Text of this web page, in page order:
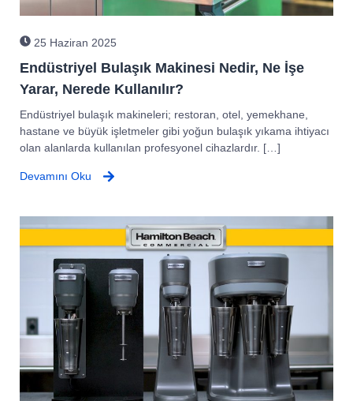
25 Haziran 2025
Endüstriyel Bulaşık Makinesi Nedir, Ne İşe
Yarar, Nerede Kullanılır?​
Endüstriyel bulaşık makineleri; restoran, otel, yemekhane,
hastane ve büyük işletmeler gibi yoğun bulaşık yıkama ihtiyacı
olan alanlarda kullanılan profesyonel cihazlardır. […]
Devamını Oku